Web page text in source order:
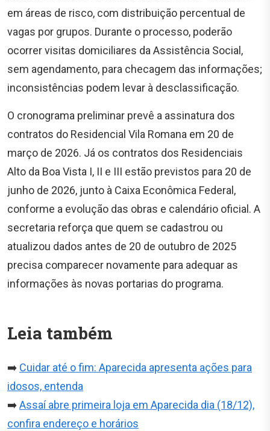
em áreas de risco, com distribuição percentual de
vagas por grupos. Durante o processo, poderão
ocorrer visitas domiciliares da Assistência Social,
sem agendamento, para checagem das informações;
inconsistências podem levar à desclassificação.
O cronograma preliminar prevê a assinatura dos
contratos do Residencial Vila Romana em 20 de
março de 2026. Já os contratos dos Residenciais
Alto da Boa Vista I, II e III estão previstos para 20 de
junho de 2026, junto à Caixa Econômica Federal,
conforme a evolução das obras e calendário oficial. A
secretaria reforça que quem se cadastrou ou
atualizou dados antes de 20 de outubro de 2025
precisa comparecer novamente para adequar as
informações às novas portarias do programa.
Leia também
➡️ Cuidar até o fim: Aparecida apresenta ações para
idosos, entenda
➡️Assaí abre primeira loja em Aparecida dia (18/12),
confira endereço e horários